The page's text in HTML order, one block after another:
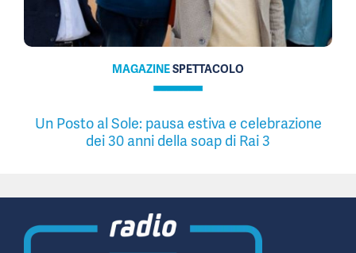
MAGAZINESPETTACOLO
Un Posto al Sole: pausa estiva e celebrazione
dei 30 anni della soap di Rai 3